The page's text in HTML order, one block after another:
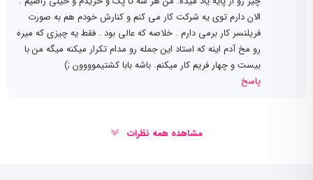
الان دارم توی یه شرکت کار می کنم و کنارش خودم هم به صورت
فریلنسر کار برمی دارم . خلاصه که عالی بود . فقط یه چیزی که میره
رو مخ آدم اینه که استاد این جمله رو مدام تکرار میکنه میگه من با
بیست و چهار فریم کار میکنم. باشه بابا کشتیموووون ;)
پاسخ
مشاهده همه نظرات